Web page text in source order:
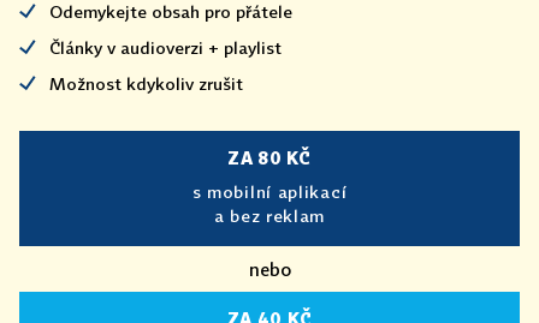
Odemykejte obsah pro přátele
Články v audioverzi + playlist
Možnost kdykoliv zrušit
ZA 80 KČ
s mobilní aplikací
a bez reklam
nebo
ZA 40 KČ